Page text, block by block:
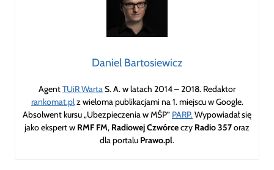
Daniel Bartosiewicz
AgentTUiR WartaS. A. w latach 2014 – 2018. Redaktor
rankomat.plz wieloma publikacjami na 1. miejscu w Google.
Absolwent kursu „Ubezpieczenia w MŚP” PARP.Wypowiadał się
jako ekspert w RMF FM, Radiowej Czwórceczy Radio 357oraz
dla portalu Prawo.pl.